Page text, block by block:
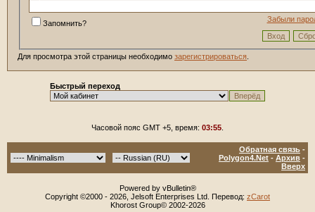
Забыли
Запомнить?
Для просмотра этой страницы необходимо зарегистрироваться
Быстрый переход
Часовой пояс GMT +5, время: 03:55
Обратная связь -
Polygon4.Net - Архив -
Вверх
Powered by vBulletin®
Copyright ©2000 - 2026, Jelsoft Enterprises Ltd. Перевод: zCarot
Khorost Group© 2002-2026